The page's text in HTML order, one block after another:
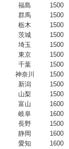
福島
1500
群馬
1500
栃木
1500
茨城
1500
埼玉
1500
東京
1500
千葉
1500
神奈川
1500
新潟
1500
山梨
1500
富山
1600
岐阜
1600
長野
1500
静岡
1600
愛知
1600